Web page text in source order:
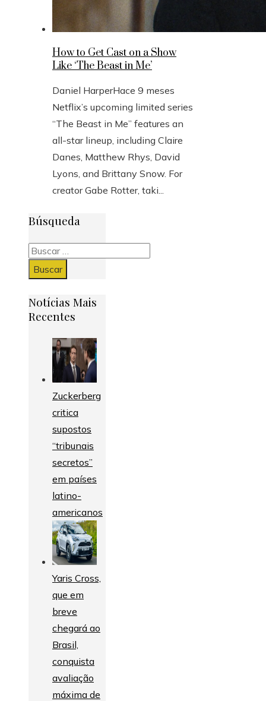
How to Get Cast on a Show
Like ‘The Beast in Me’
Daniel HarperHace 9 meses
Netflix’s upcoming limited series
“The Beast in Me” features an
all-star lineup, including Claire
Danes, Matthew Rhys, David
Lyons, and Brittany Snow. For
creator Gabe Rotter, taki...
Búsqueda
Buscar:
Notícias Mais
Recentes
Zuckerberg
critica
supostos
“tribunais
secretos”
em países
latino-
americanos
Yaris Cross,
que em
breve
chegará ao
Brasil,
conquista
avaliação
máxima de